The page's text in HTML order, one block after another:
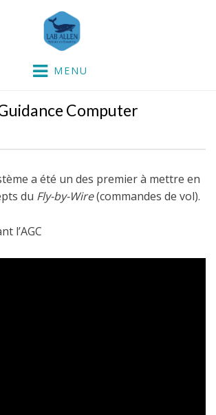
MENU
Computer
a été un des premier à mettre en
du Fly-by-Wire(commandes de vol).
l’AGC